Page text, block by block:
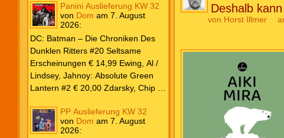
Panini Auslieferung KW 32
von Dom am 7. August
2026:
DC: Batman – Die Chroniken Des
Dunklen Ritters #20 Seltsame
Erscheinungen € 14,99 Ewing, Al /
Lindsey, Jahnoy: Absolute Green
Lantern #2 € 20,00 Zdarsky, Chip /
Paperback #4 € 35,00 Watters, Dan;
Soy, Dexter: Nightwing 2024 #7 €
PP Auslieferung KW 32
von Dom am 7. August
2026:
Deshalb
von Horst Illmer